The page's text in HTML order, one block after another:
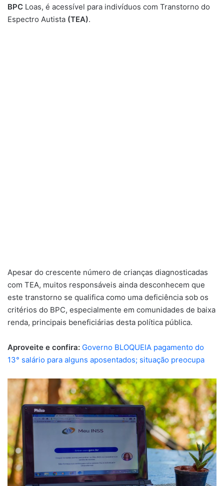
BPC Loas, é acessível para indivíduos com Transtorno do
Espectro Autista (TEA).
Apesar do crescente número de crianças diagnosticadas
com TEA, muitos responsáveis ainda desconhecem que
este transtorno se qualifica como uma deficiência sob os
critérios do BPC, especialmente em comunidades de baixa
renda, principais beneficiárias desta política pública.
Aproveite e confira: Governo BLOQUEIA pagamento do
13° salário para alguns aposentados; situação preocupa